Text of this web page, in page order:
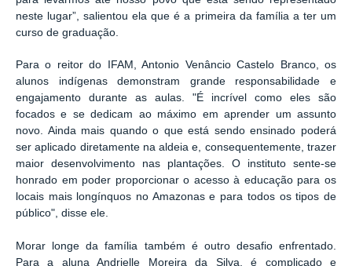
neste lugar”, salientou ela que é a primeira da família a ter um
curso de graduação.
Para o reitor do IFAM, Antonio Venâncio Castelo Branco, os
alunos indígenas demonstram grande responsabilidade e
engajamento durante as aulas. "É incrível como eles são
focados e se dedicam ao máximo em aprender um assunto
novo. Ainda mais quando o que está sendo ensinado poderá
ser aplicado diretamente na aldeia e, consequentemente, trazer
maior desenvolvimento nas plantações. O instituto sente-se
honrado em poder proporcionar o acesso à educação para os
locais mais longínquos no Amazonas e para todos os tipos de
público", disse ele.
Morar longe da família também é outro desafio enfrentado.
Para a aluna Andrielle Moreira da Silva, é complicado e